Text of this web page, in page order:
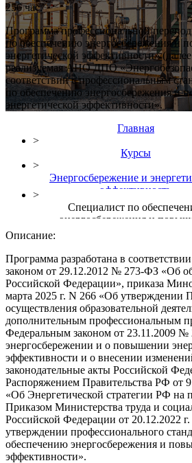
256 час.
Программа профессиональной
по обеспечению энергосбережения и
энергетической эффективности»
реализуемая АНО ДПО
соответствии с профессиональным
по обеспечению энергосбережения и
энергетической эффективности».
Главная
>
Курсы
>
Энергосбережение и
эффективность
>
Специалист по
энергосбережения и
Описание:
Программа разработана в
законом от 29.12.2012 № 273-ФЗ «Об
Российской Федерации», приказа
марта 2025 г. N 266 «Об утверждении
осуществления образовательной
дополнительным профессиональным
Федеральным законом от 23.11.2009
энергосбережении и о повышении
эффективности и о внесении
законодательные акты Российской
Распоряжением Правительства РФ от
«Об Энергетической стратегии РФ на
Приказом Министерства труда и
Российской Федерации от 20.12.2022
утверждении профессионального
обеспечению энергосбережения и
эффективности».